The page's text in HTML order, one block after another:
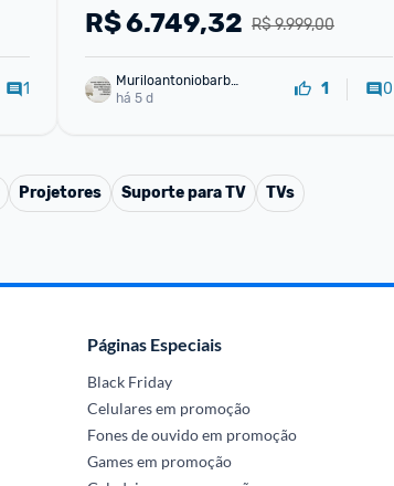
1
R$ 9.999,00
R$6.749,32
Muriloantoniobarbo
sa
há 5 d 1 0
Projetores Suporte para TV TVs
Páginas Especiais
Black Friday
Celulares em promoção
Fones de ouvido em promoção
Games em promoção